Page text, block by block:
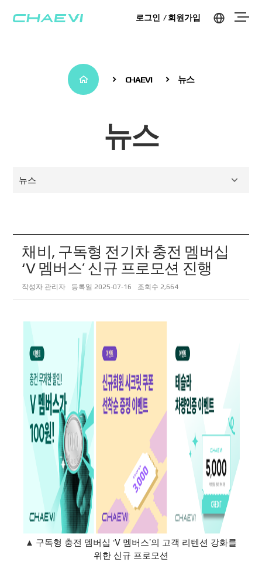
로그인 회원가입
CHAEVI 뉴스
뉴스
뉴스
채비, 구독형 전기차 충전 멤버십
‘V 멤버스’ 신규 프로모션 진행
작성자 관리자 등록일 2025-07-16 조회수 2,664
▲ 구독형 충전 멤버십 ‘V 멤버스’의 고객 리텐션 강화를
위한 신규 프로모션